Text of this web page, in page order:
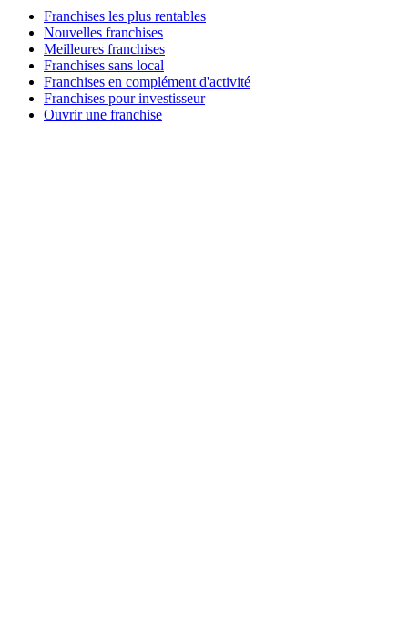
Franchises les plus rentables
Nouvelles franchises
Meilleures franchises
Franchises sans local
Franchises en complément d'activité
Franchises pour investisseur
Ouvrir une franchise